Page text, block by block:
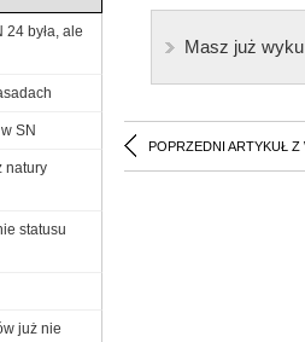
Masz już
POPRZEDNI ARTYKUŁ Z
24 była, ale
SN
natury
statusu
już nie